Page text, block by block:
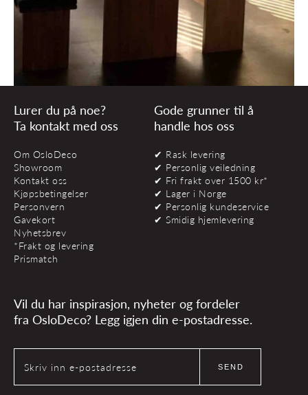
Lurer du på noe?
Ta kontakt med oss
Om OsloDeco
Showroom
Kontakt oss
Kjøpsbetingelser
Personvern
Gavekort
Nyhetsbrev
*Frakt og levering
Prismatch
Gode grunner til å
handle hos oss
✔ Rask levering
✔ Personlig veiledning
✔ Fri frakt over 1500 kr*
✔ Lager i Norge
✔ Personlig kundeservice
✔ Smidig hjemlevering
Vil du har inspirasjon, nyheter og fordeler
fra OsloDeco? Legg igjen din e-postadresse.
Skriv inn e-postadresse SEND